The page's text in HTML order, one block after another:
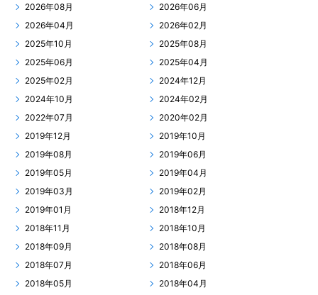
2026年08月
2026年06月
2026年04月
2026年02月
2025年10月
2025年08月
2025年06月
2025年04月
2025年02月
2024年12月
2024年10月
2024年02月
2022年07月
2020年02月
2019年12月
2019年10月
2019年08月
2019年06月
2019年05月
2019年04月
2019年03月
2019年02月
2019年01月
2018年12月
2018年11月
2018年10月
2018年09月
2018年08月
2018年07月
2018年06月
2018年05月
2018年04月